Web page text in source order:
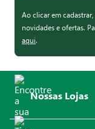
Ao clicar em
novidades e ofertas.
aqui.
Nossas Lojas